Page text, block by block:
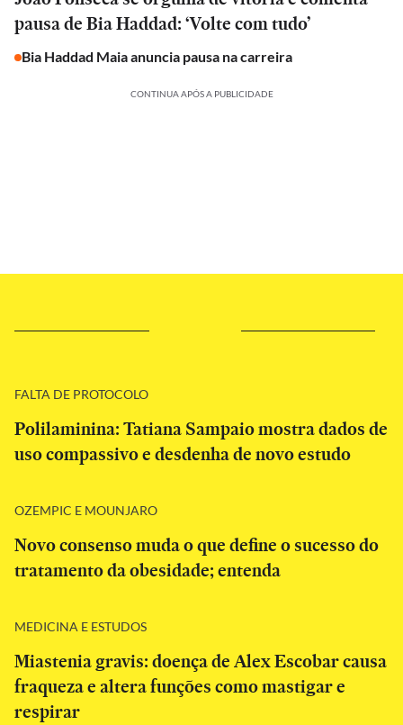
pausa de Bia Haddad: ‘Volte com tudo’
Bia Haddad Maia anuncia pausa na carreira
CONTINUA APÓS A PUBLICIDADE
FALTA DE PROTOCOLO
Polilaminina: Tatiana Sampaio mostra dados de
uso compassivo e desdenha de novo estudo
OZEMPIC E MOUNJARO
Novo consenso muda o que define o sucesso do
tratamento da obesidade; entenda
MEDICINA E ESTUDOS
Miastenia gravis: doença de Alex Escobar causa
fraqueza e altera funções como mastigar e
respirar